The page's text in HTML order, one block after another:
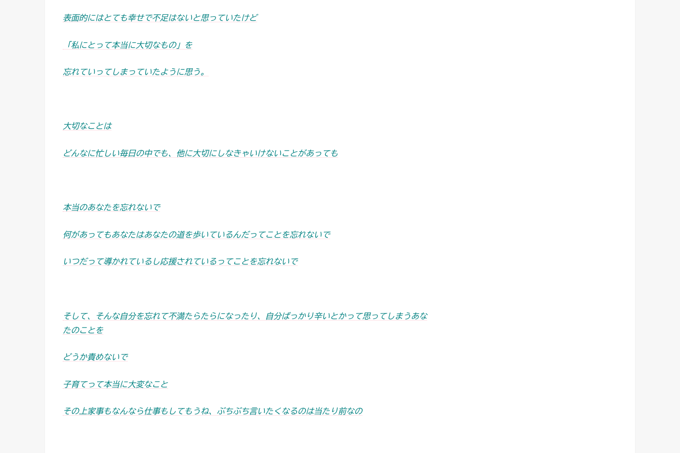
表面的にはとても幸せで不足はないと思っていたけど
「私にとって本当に大切なもの」を
忘れていってしまっていたように思う。
大切なことは
どんなに忙しい毎日の中でも、他に大切にしなきゃいけないことがあっても
本当のあなたを忘れないで
何があってもあなたはあなたの道を歩いているんだってことを忘れないで
いつだって導かれているし応援されているってことを忘れないで
そして、そんな自分を忘れて不満たらたらになったり、自分ばっかり辛いとかって思ってしまうあな
たのことを
どうか責めないで
子育てって本当に大変なこと
その上家事もなんなら仕事もしてもうね、ぶちぶち言いたくなるのは当たり前なの